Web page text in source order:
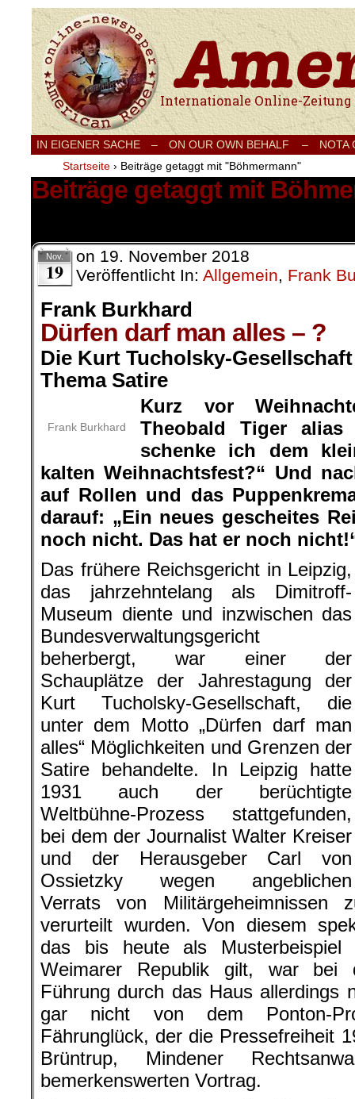
Internationale Onlinezeitung für Frieden,
IN EIGENER SACHE – ON OUR OWN BEHALF –
NOTA
Startseite › Beiträge getaggt mit "Böhmermann"
Beiträge getaggt mit
Nov.
19
on 19. November 2018
Veröffentlicht In: Allgemein, Frank
Frank Burkhard
Dürfen darf man alles – ?
Die Kurt Tucholsky-
Thema Satire
Frank Burkhard
Kurz vor
Theobald Tiger alias
schenke ich dem
kalten Weihnachtsfest?“ Und
auf Rollen und das
darauf: „Ein neues gescheites
noch nicht. Das hat er noch
Das frühere Reichsgericht in Leipzig,
das jahrzehntelang als Dimitroff-
Museum diente und inzwischen das
Bundesverwaltungsgericht
beherbergt, war einer der
Schauplätze der Jahrestagung der
Kurt Tucholsky-Gesellschaft, die
unter dem Motto „Dürfen darf man
alles“ Möglichkeiten und Grenzen der
Satire behandelte. In Leipzig hatte
1931 auch der berüchtigte
Weltbühne-Prozess stattgefunden,
bei dem der Journalist Walter Kreiser
und der Herausgeber Carl von
Ossietzky wegen angeblichen
Verrats von
verurteilt wurden. Von diesem
das bis heute als
Weimarer Republik gilt, war bei
Führung durch das Haus allerdings
gar nicht von dem Ponton-
Fährunglück, der die Pressefreiheit
Brüntrup, Mindener
bemerkenswerten Vortrag.